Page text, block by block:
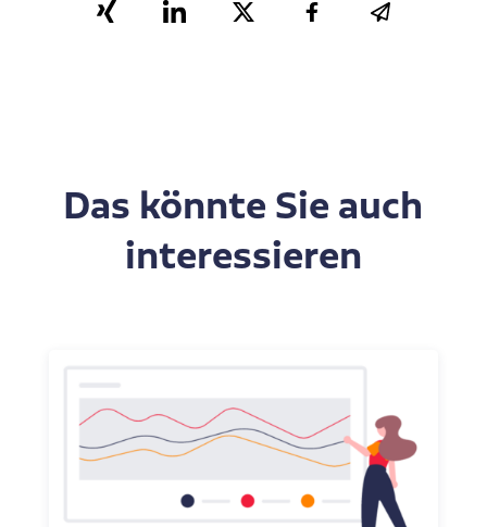
Das könnte Sie auch
interessieren